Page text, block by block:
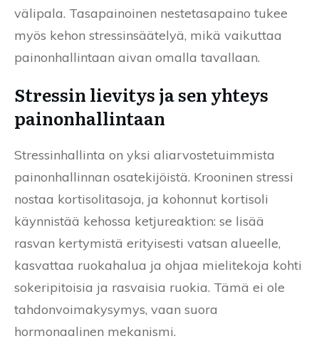
välipala. Tasapainoinen nestetasapaino tukee
myös kehon stressinsäätelyä, mikä vaikuttaa
painonhallintaan aivan omalla tavallaan.
Stressin lievitys ja sen yhteys
painonhallintaan
Stressinhallinta on yksi aliarvostetuimmista
painonhallinnan osatekijöistä. Krooninen stressi
nostaa kortisolitasoja, ja kohonnut kortisoli
käynnistää kehossa ketjureaktion: se lisää
rasvan kertymistä erityisesti vatsan alueelle,
kasvattaa ruokahalua ja ohjaa mielitekoja kohti
sokeripitoisia ja rasvaisia ruokia. Tämä ei ole
tahdonvoimakysymys, vaan suora
hormonaalinen mekanismi.